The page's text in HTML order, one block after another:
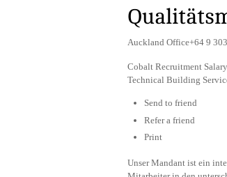
Auckland Office+64 9
Cobalt Recruitment
Technical Building
Send to friend
Refer a friend
Print
Unser Mandant ist ein